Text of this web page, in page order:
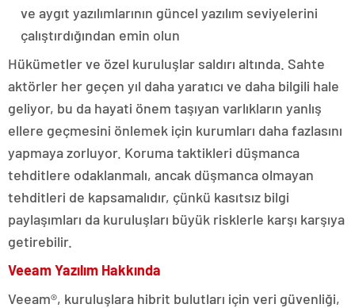
ve aygıt yazılımlarının güncel yazılım seviyelerini
çalıştırdığından emin olun
Hükümetler ve özel kuruluşlar saldırı altında. Sahte
aktörler her geçen yıl daha yaratıcı ve daha bilgili hale
geliyor, bu da hayati önem taşıyan varlıkların yanlış
ellere geçmesini önlemek için kurumları daha fazlasını
yapmaya zorluyor. Koruma taktikleri düşmanca
tehditlere odaklanmalı, ancak düşmanca olmayan
tehditleri de kapsamalıdır, çünkü kasıtsız bilgi
paylaşımları da kuruluşları büyük risklerle karşı karşıya
getirebilir.
Veeam Yazılım Hakkında
Veeam®, kuruluşlara hibrit bulutları için veri güvenliği,